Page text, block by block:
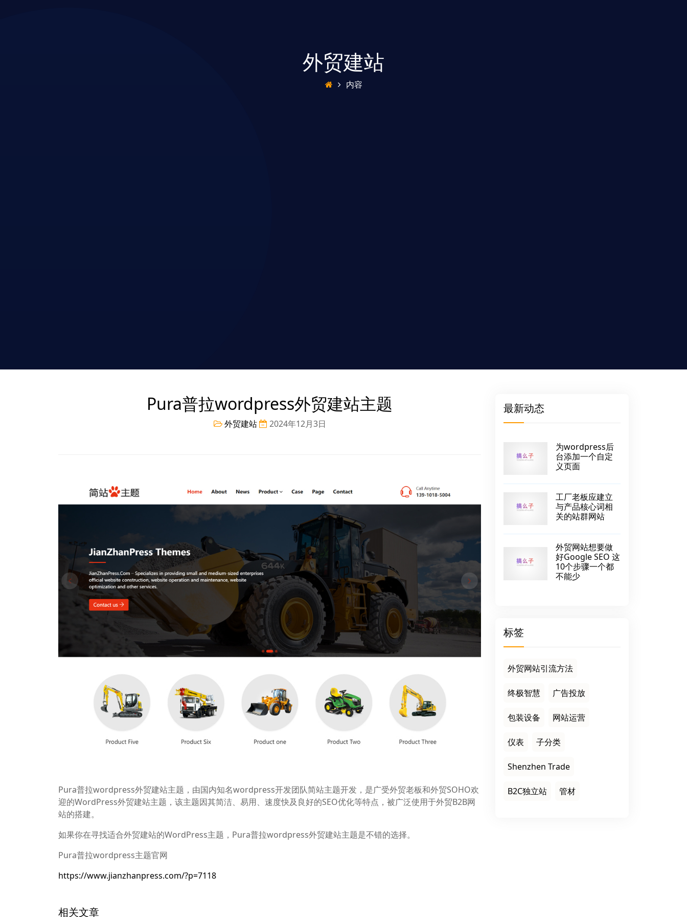
外贸建站
内容
Pura普拉wordpress外贸建站主题
外贸建站 2024年12月3日
Pura普拉wordpress外贸建站主题，由国内知名wordpress开发团队简站主题开发，是广受外贸老板和外贸SOHO欢
迎的WordPress外贸建站主题，该主题因其简洁、易用、速度快及良好的SEO优化等特点，被广泛使用于外贸B2B网
站的搭建。
如果你在寻找适合外贸建站的WordPress主题，Pura普拉wordpress外贸建站主题是不错的选择。
Pura普拉wordpress主题官网
https://www.jianzhanpress.com/?p=7118
相关文章
最新动态
为wordpress后
台添加一个自定
义页面
工厂老板应建立
与产品核心词相
关的站群网站
外贸网站想要做
好Google SEO 这
10个步骤一个都
不能少
标签
外贸网站引流方法
终极智慧 广告投放
包装设备 网站运营
仪表 子分类
Shenzhen Trade
B2C独立站 管材